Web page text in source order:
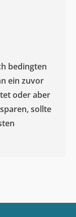
bedingten
ein zuvor
oder aber
sollte